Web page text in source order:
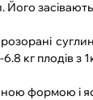
кг плодів з
формою і